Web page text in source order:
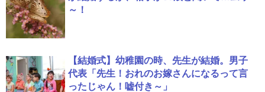
～！
【結婚式】幼稚園の時、先生が結婚。男子
代表「先生！おれのお嫁さんになるって言
ったじゃん！嘘付き～」